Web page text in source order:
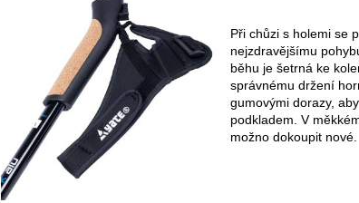
Při chůzi s holemi se
nejzdravějšímu
běhu je šetrná ke
správnému držení
gumovými dorazy,
podkladem. V
možno dokoupit nové.